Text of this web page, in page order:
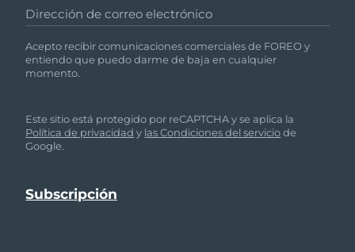
Dirección de correo electrónico
Acepto recibir comunicaciones comerciales de FOREO y
entiendo que puedo darme de baja en cualquier
momento.
Este sitio está protegido por reCAPTCHA y se aplica la
Política de privacidad y las Condiciones del serviciode
Google.